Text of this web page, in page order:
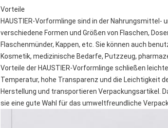
Vorteile
HAUSTIER-Vorformlinge sind in der
verschiedene Formen und Größen von Flaschen,
Flaschenmünder, Kappen, etc. Sie können auch
Kosmetik, medizinische Bedarfe, Putzzeug,
Vorteile der HAUSTIER-Vorformlinge schließen
Temperatur, hohe Transparenz und die Leichtigkeit
Herstellung und transportieren Verpackungsartikel.
sie eine gute Wahl für das umweltfreundliche